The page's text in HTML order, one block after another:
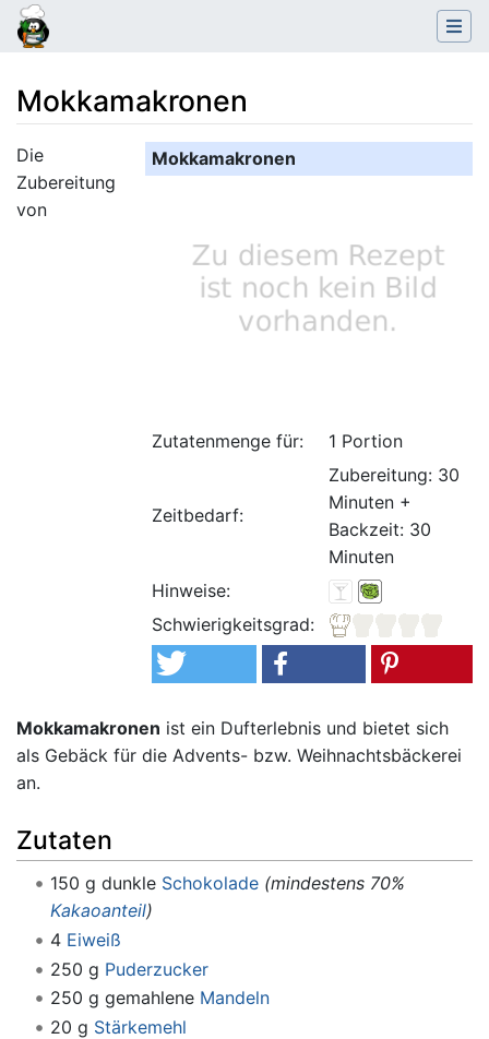
Mokkamakronen
Wechseln zu: Navigation,Suche
Mokkamakronen
Zutatenmenge für: 1 Portion
Zeitbedarf:
Zubereitung: 30
Minuten +
Backzeit: 30
Minuten
Hinweise:
Schwierigkeitsgrad:
Die
Zubereitung
von
Mokkamakronen ist ein Dufterlebnis und bietet sich
als Gebäck für die Advents- bzw. Weihnachtsbäckerei
an.
Zutaten
150 g dunkle Schokolade (mindestens 70%
Kakaoanteil)
4 Eiweiß
250 g Puderzucker
250 g gemahlene Mandeln
20 g Stärkemehl